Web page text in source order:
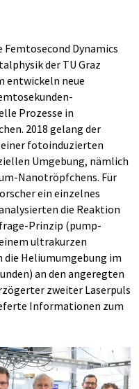
Dynamics
der TU Graz
entwickeln neue
Prozesse in
2018 gelang der
fotoinduzierten
Umgebung, nämlich
Nanotröpfchens. Für
ein einzelnes
die Reaktion
Prinzip (pump-
ultrakurzen
die Heliumumgebung im
an den angeregten
zweiter Laserpuls
Informationen zum